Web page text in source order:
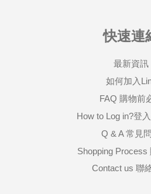
快速連
最新資訊
如何加入
FAQ 購物前
How to Log in?登
Q & A 常見
Shopping Process
Contact us 聯